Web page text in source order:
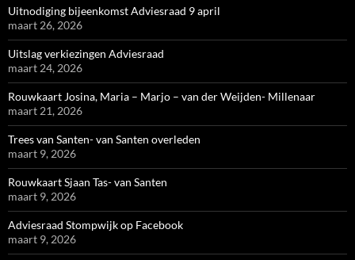
Uitnodiging bijeenkomst Adviesraad 9 april
maart 26, 2026
Uitslag verkiezingen Adviesraad
maart 24, 2026
Rouwkaart Josina, Maria – Marjo – van der Weijden- Millenaar
maart 21, 2026
Trees van Santen- van Santen overleden
maart 9, 2026
Rouwkaart Sjaan Tas- van Santen
maart 9, 2026
Adviesraad Stompwijk op Facebook
maart 9, 2026